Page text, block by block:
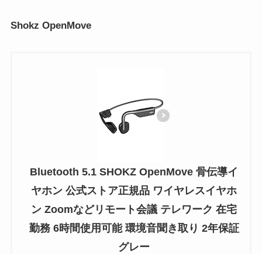
Shokz OpenMove
Bluetooth 5.1 SHOKZ OpenMove 骨伝導イ
ヤホン 公式ストア正規品 ワイヤレスイヤホ
ン Zoomなどリモート会議 テレワーク 在宅
勤務 6時間使用可能 環境音聞き取り 2年保証
グレー